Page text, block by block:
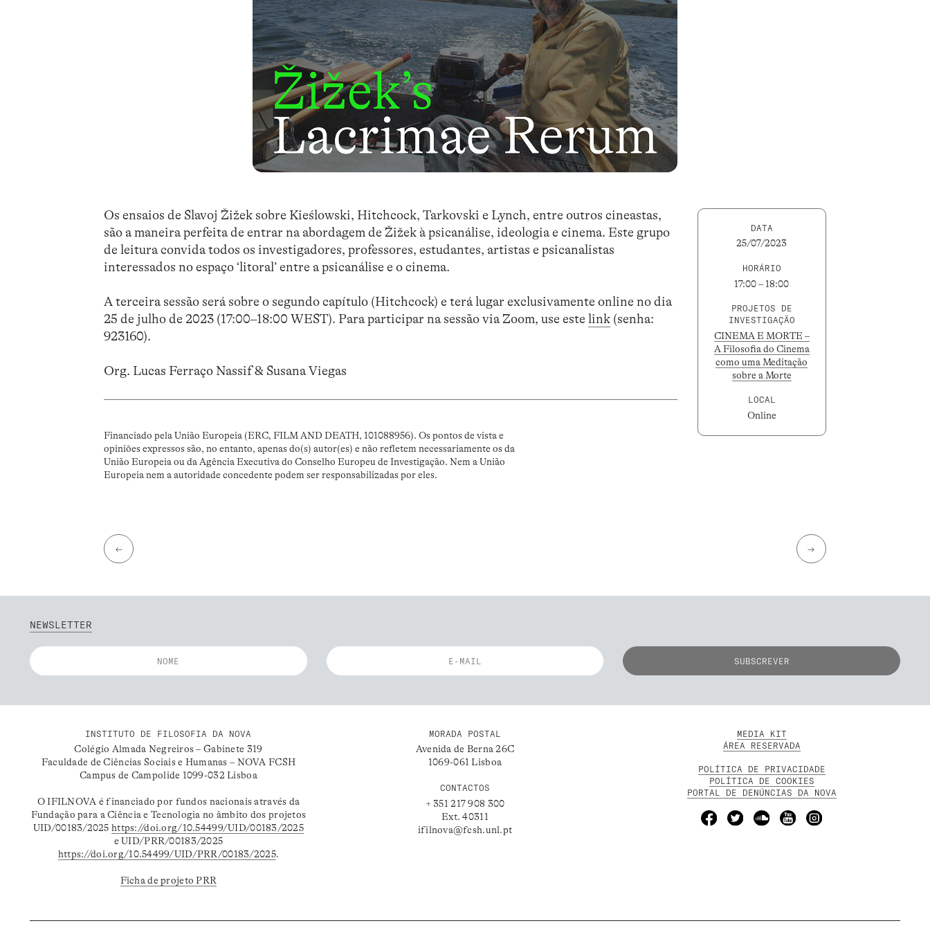
Os ensaios de Slavoj Žižek sobre Kieślowski, Hitchcock, Tarkovski e Lynch, entre outros cineastas,
são a maneira perfeita de entrar na abordagem de Žižekà psicanálise, ideologia e cinema. Este grupo
de leitura convida todos os investigadores, professores, estudantes, artistas e psicanalistas
interessados ​​no espaço ‘litoral’ entre a psicanálise e o cinema.
A terceira sessão será sobre o segundo capítulo (Hitchcock) e terá lugar exclusivamente online no dia
25 de julho de 2023 (17:00–18:00 WEST). Para participar na sessão via Zoom, use estelink (senha:
923160).
Org. Lucas Ferraço Nassif & Susana Viegas
Financiado pela União Europeia (ERC, FILM AND DEATH, 101088956). Os pontos de vista e
opiniões expressos são, no entanto, apenas do(s) autor(es) e não refletem necessariamente os da
União Europeia ou da Agência Executiva do Conselho Europeu de Investigação. Nem a União
Europeia nem a autoridade concedente podem ser responsabilizadas por eles.
DATA
25/07/2023
HORÁRIO
17:00 – 18:00
PROJETOS DE
INVESTIGAÇÃO
CINEMA E MORTE –
A Filosofia do Cinema
como uma Meditação
sobre a Morte
LOCAL
Online
← →
NEWSLETTER
INSTITUTO DE FILOSOFIA DA NOVA
Colégio Almada Negreiros – Gabinete 319
Faculdade de Ciências Sociais e Humanas – NOVA FCSH
Campus de Campolide 1099-032 Lisboa
O IFILNOVA é financiado por fundos nacionais através da
Fundação para a Ciência e Tecnologia no âmbito dos projetos
UID/00183/2025https://doi.org/10.54499/UID/00183/2025
e UID/PRR/00183/2025
https://doi.org/10.54499/UID/PRR/00183/2025.
Ficha de projeto PRR
MORADA POSTAL
Avenida de Berna 26C
1069-061 Lisboa
CONTACTOS
+ 351 217 908 300
Ext. 40311
ifilnova@fcsh.unl.pt
MEDIA KIT
ÁREA RESERVADA
POLÍTICA DE PRIVACIDADE
POLÍTICA DE COOKIES
PORTAL DE DENÚNCIAS DA NOVA